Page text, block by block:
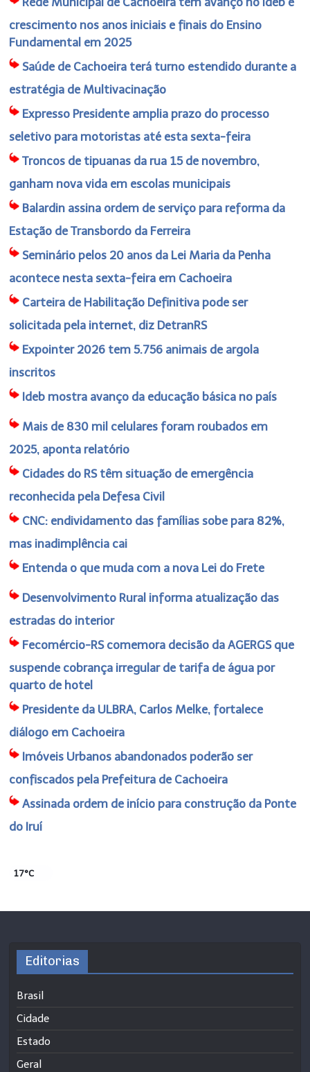
crescimento nos anos iniciais e finais do Ensino
Fundamental em 2025
Saúde de Cachoeira terá turno estendido durante a
estratégia de Multivacinação
Expresso Presidente amplia prazo do processo
seletivo para motoristas até esta sexta-feira
Troncos de tipuanas da rua 15 de novembro,
ganham nova vida em escolas municipais
Balardin assina ordem de serviço para reforma da
Estação de Transbordo da Ferreira
Seminário pelos 20 anos da Lei Maria da Penha
acontece nesta sexta-feira em Cachoeira
Carteira de Habilitação Definitiva pode ser
solicitada pela internet, diz DetranRS
Expointer 2026 tem 5.756 animais de argola
inscritos
Ideb mostra avanço da educação básica no país
Mais de 830 mil celulares foram roubados em
2025, aponta relatório
Cidades do RS têm situação de emergência
reconhecida pela Defesa Civil
CNC: endividamento das famílias sobe para 82%,
mas inadimplência cai
Entenda o que muda com a nova Lei do Frete
Desenvolvimento Rural informa atualização das
estradas do interior
Fecomércio-RS comemora decisão da AGERGS que
suspende cobrança irregular de tarifa de água por
quarto de hotel
Presidente da ULBRA, Carlos Melke, fortalece
diálogo em Cachoeira
Imóveis Urbanos abandonados poderão ser
confiscados pela Prefeitura de Cachoeira
Assinada ordem de início para construção da Ponte
do Iruí
17°C
Editorias
Brasil
Cidade
Estado
Geral